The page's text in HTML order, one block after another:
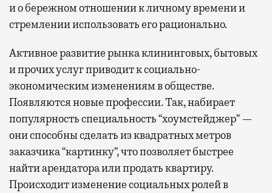
и о бережном отношении к личному времени и
стремлении использовать его рационально.
Активное развитие рынка клининговых, бытовых
и прочих услуг приводит к социально-
экономическим изменениям в обществе.
Появляются новые профессии. Так, набирает
популярность специальность “хоумстейджер” —
они способны сделать из квадратных метров
заказчика “картинку”, что позволяет быстрее
найти арендатора или продать квартиру.
Происходит изменение социальных ролей в